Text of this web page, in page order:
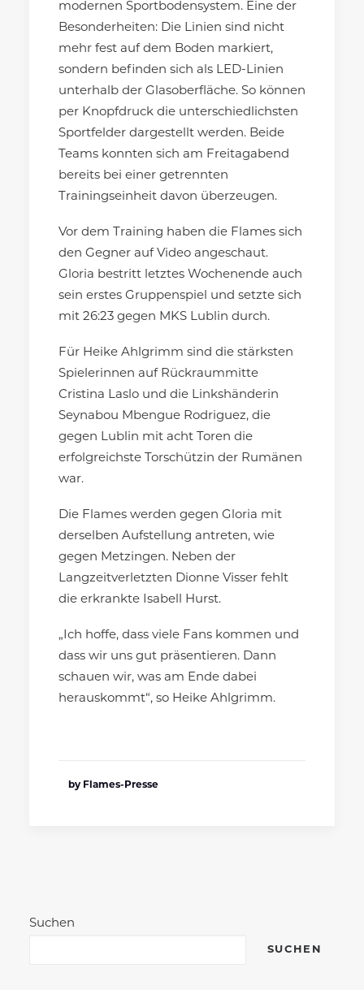
modernen Sportbodensystem. Eine der
Besonderheiten: Die Linien sind nicht
mehr fest auf dem Boden markiert,
sondern befinden sich als LED-Linien
unterhalb der Glasoberfläche. So können
per Knopfdruck die unterschiedlichsten
Sportfelder dargestellt werden. Beide
Teams konnten sich am Freitagabend
bereits bei einer getrennten
Trainingseinheit davon überzeugen.
Vor dem Training haben die Flames sich
den Gegner auf Video angeschaut.
Gloria bestritt letztes Wochenende auch
sein erstes Gruppenspiel und setzte sich
mit 26:23 gegen MKS Lublin durch.
Für Heike Ahlgrimm sind die stärksten
Spielerinnen auf Rückraummitte
Cristina Laslo und die Linkshänderin
Seynabou Mbengue Rodriguez, die
gegen Lublin mit acht Toren die
erfolgreichste Torschützin der Rumänen
war.
Die Flames werden gegen Gloria mit
derselben Aufstellung antreten, wie
gegen Metzingen. Neben der
Langzeitverletzten Dionne Visser fehlt
die erkrankte Isabell Hurst.
„Ich hoffe, dass viele Fans kommen und
dass wir uns gut präsentieren. Dann
schauen wir, was am Ende dabei
herauskommt“, so Heike Ahlgrimm.
by Flames-Presse
Suchen
SUCHEN